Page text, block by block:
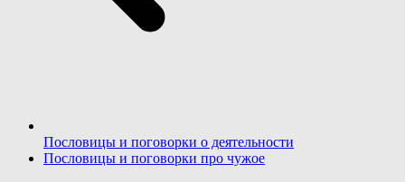
Пословицы и поговорки о деятельности
Пословицы и поговорки про чужое